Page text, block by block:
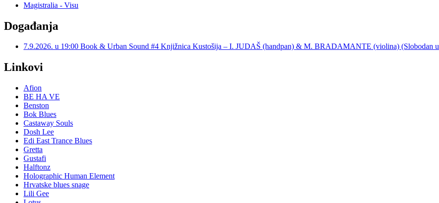
Magistralia - Visu
Događanja
7.9.2026. u 19:00 Book & Urban Sound #4 Knjižnica Kustošija – I. JUDAŠ (handpan) & M. BRADAMANTE (violina) (Slobodan
Linkovi
Afion
BE HA VE
Benston
Bok Blues
Castaway Souls
Dosh Lee
Edi East Trance Blues
Gretta
Gustafi
Halftonz
Holographic Human Element
Hrvatske blues snage
Lili Gee